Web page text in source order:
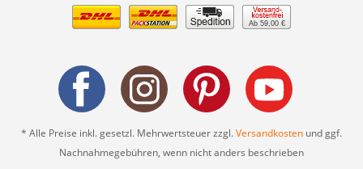
Ab 59,00 €
* Alle Preise inkl. gesetzl. Mehrwertsteuer zzgl.Versandkosten und ggf.
Nachnahmegebühren, wenn nicht anders beschrieben